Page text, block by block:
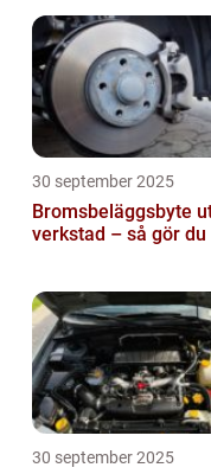
30 september 2025
Bromsbeläggsbyte
verkstad – så gör du
30 september 2025